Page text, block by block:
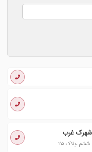
شهرک غرب
،پلاک ٢٥